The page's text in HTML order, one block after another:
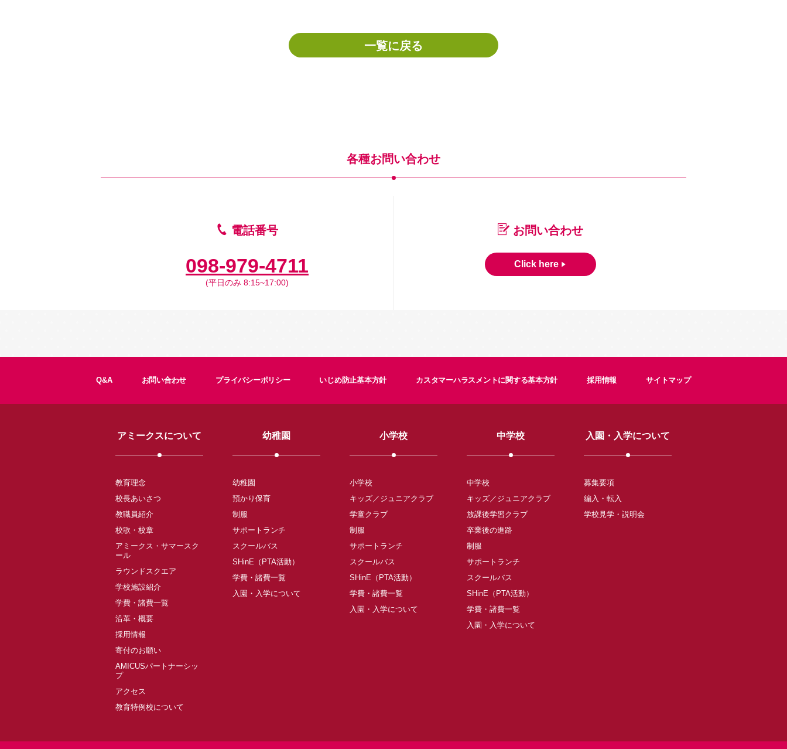
一覧に戻る
各種お問い合わせ
電話番号
098-979-4711
(平日のみ 8:15~17:00)
お問い合わせ
Click here
Q&A お問い合わせ プライバシーポリシー いじめ防止基本方針 カスタマーハラスメントに関する基本方針 採用情報 サイトマップ
アミークスについて
教育理念
校長あいさつ
教職員紹介
校歌・校章
アミークス・サマースク
ール
ラウンドスクエア
学校施設紹介
学費・諸費一覧
沿革・概要
採用情報
寄付のお願い
AMICUSパートナーシッ
プ
アクセス
教育特例校について
幼稚園
幼稚園
預かり保育
制服
サポートランチ
スクールバス
SHinE（PTA活動）
学費・諸費一覧
入園・入学について
小学校
小学校
キッズ／ジュニアクラブ
学童クラブ
制服
サポートランチ
スクールバス
SHinE（PTA活動）
学費・諸費一覧
入園・入学について
中学校
中学校
キッズ／ジュニアクラブ
放課後学習クラブ
卒業後の進路
制服
サポートランチ
スクールバス
SHinE（PTA活動）
学費・諸費一覧
入園・入学について
入園・入学について
募集要項
編入・転入
学校見学・説明会